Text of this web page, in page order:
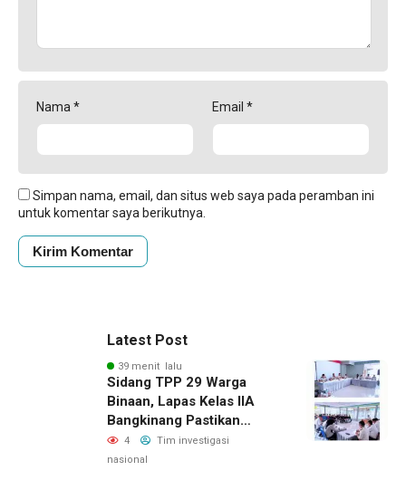
Nama * Email *
Simpan nama, email, dan situs web saya pada peramban ini
untuk komentar saya berikutnya.
Latest Post
39 menit lalu
Sidang TPP 29 Warga
Binaan, Lapas Kelas IIA
Bangkinang Pastikan
Layanan Integrasi Gratis
Dan Transparan
4
Tim investigasi
nasional